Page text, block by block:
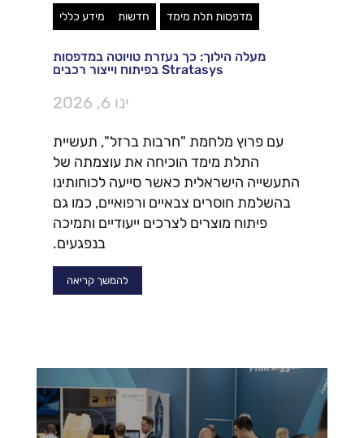
מדפסות תלת מימד חדשות מידע כללי
מעלה הילוך: כך נעזרת טויוטה במדפסות
Stratasys בפיתוח וייצור רכבים
ינו 6, 2026
עם פרוץ מלחמת "חרבות ברזל", תעשיית
התלת מימד הוכיחה את עוצמתה של
התעשייה הישראלית כאשר סייעה לכוחותינו
בהשלמת חוסרים צבאיים ורפואיים, כמו גם
פיתוח מוצרים לצרכים ייעודיים ותמיכה
בנפגעים.
להמשך קריאה